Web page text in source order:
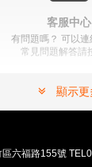
客服中心
有問題嗎？ 可以連
常見問題解答請
顯示更
六福路155號